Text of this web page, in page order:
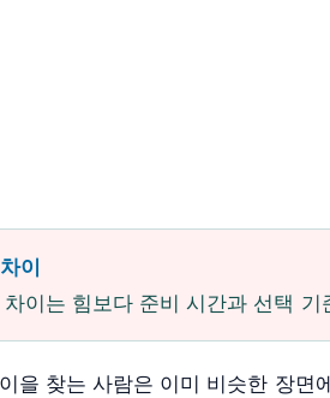
이
이는 힘보다 준비 시간과 선택 기
을 찾는 사람은 이미 비슷한 장